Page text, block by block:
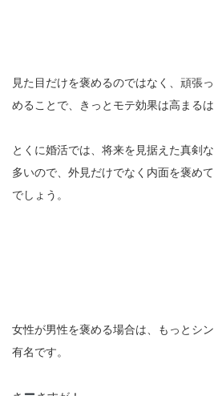
見た目だけを褒めるのではなく、頑張
めることで、きっとモテ効果は高まるは
とくに婚活では、将来を見据えた真剣
多いので、外見だけでなく内面を褒め
でしょう。
女性が男性を褒める場合は、もっとシ
有名です。